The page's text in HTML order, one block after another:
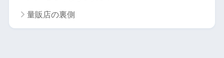
量販店の裏側